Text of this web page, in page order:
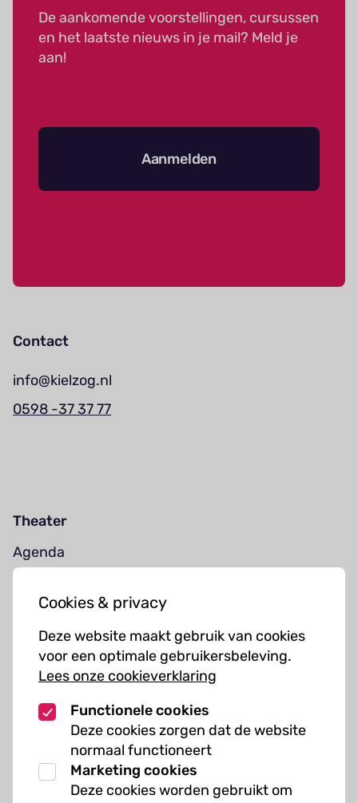
Cookies & privacy
Deze website maakt gebruik van cookies
voor een optimale gebruikersbeleving.
Lees onze cookieverklaring
Functionele cookies
Deze cookies zorgen dat de website
normaal functioneert
Marketing cookies
Deze cookies worden gebruikt om
De aankomende voorstellingen, cursussen
en het laatste nieuws in je mail? Meld je
aan!
Aanmelden
Contact
info@kielzog.nl
0598 -37 37 77
Theater
Agenda
Muziekcursussen
Kunst cursussen
Over ons
Organisatie
Werken bij Kielzog